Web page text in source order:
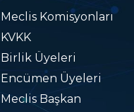
Meclis Komisyonları
KVKK
Birlik Üyeleri
Encümen Üyeleri
Meclis Başkan